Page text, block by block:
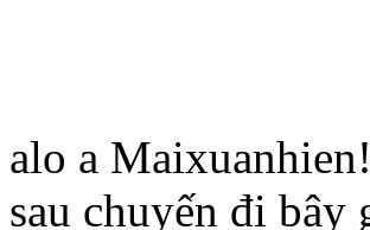
alo a
sau chuyến đi